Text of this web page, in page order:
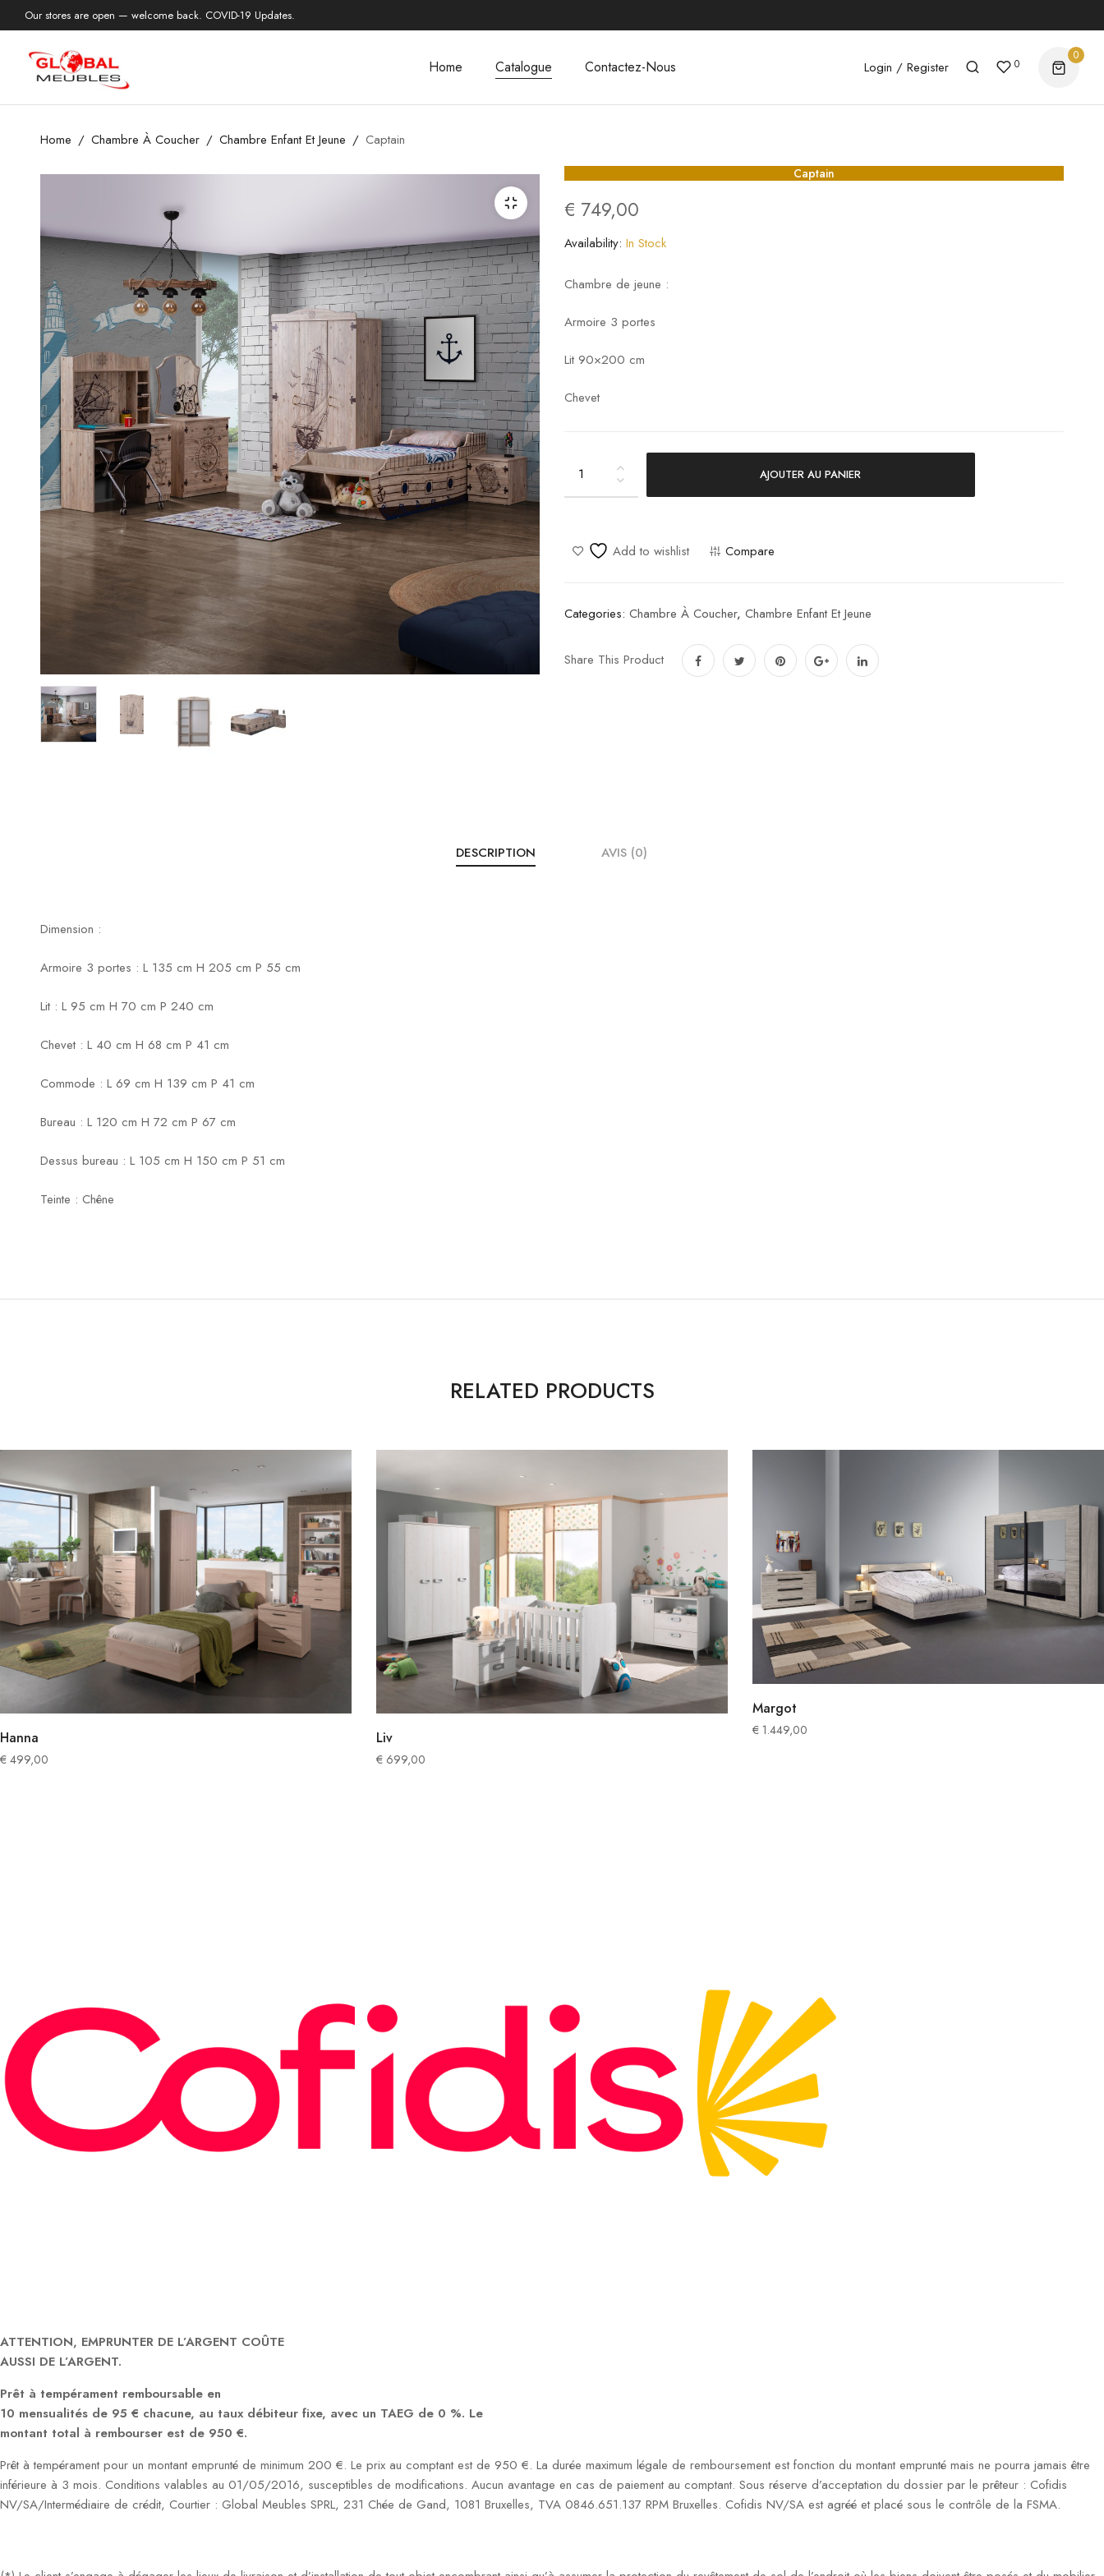
Our stores are open — welcome back. COVID-19 Updates.
Home Catalogue Contactez-Nous Login / Register 0
0
Home Chambre À Coucher Chambre Enfant Et Jeune Captain
Captain
€ 749,00
Availability: In Stock
Chambre de jeune :
Armoire 3 portes
Lit 90×200 cm
Chevet
Captain
quantity
AJOUTER AU PANIER
Add to wishlist Compare
Categories: Chambre À Coucher, Chambre Enfant Et Jeune
Share This Product
DESCRIPTION AVIS (0)
Dimension :
Armoire 3 portes : L 135 cm H 205 cm P 55 cm
Lit : L 95 cm H 70 cm P 240 cm
Chevet : L 40 cm H 68 cm P 41 cm
Commode : L 69 cm H 139 cm P 41 cm
Bureau : L 120 cm H 72 cm P 67 cm
Dessus bureau : L 105 cm H 150 cm P 51 cm
Teinte : Chêne
RELATED PRODUCTS
Hanna
€ 499,00
Liv
€ 699,00
Margot
€ 1.449,00
ATTENTION, EMPRUNTER DE L’ARGENT COÛTE
AUSSI DE L’ARGENT.
Prêt à tempérament remboursable en
10 mensualités de 95 € chacune, au taux débiteur fixe, avec un TAEG de 0 %. Le
montant total à rembourser est de 950 €.
Prêt à tempérament pour un montant emprunté de minimum 200 €. Le prix au comptant est de 950 €. La durée maximum légale de remboursement est fonction du montant emprunté mais ne pourra jamais être
inférieure à 3 mois. Conditions valables au 01/05/2016, susceptibles de modifications. Aucun avantage en cas de paiement au comptant. Sous réserve d’acceptation du dossier par le prêteur : Cofidis
NV/SA/Intermédiaire de crédit, Courtier : Global Meubles SPRL, 231 Chée de Gand, 1081 Bruxelles, TVA 0846.651.137 RPM Bruxelles. Cofidis NV/SA est agréé et placé sous le contrôle de la FSMA.